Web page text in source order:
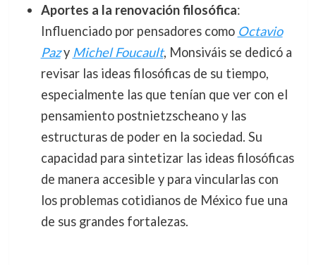
Aportes a la renovación filosófica:
Influenciado por pensadores como Octavio
Pazy Michel Foucault, Monsiváis se dedicó a
revisar las ideas filosóficas de su tiempo,
especialmente las que tenían que ver con el
pensamiento postnietzscheano y las
estructuras de poder en la sociedad. Su
capacidad para sintetizar las ideas filosóficas
de manera accesible y para vincularlas con
los problemas cotidianos de México fue una
de sus grandes fortalezas.